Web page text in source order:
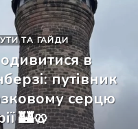
ТА ГАЙДИ
в
путівник
серцю
🏰🥨